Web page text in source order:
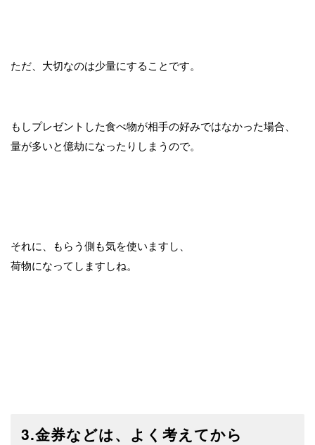
ただ、大切なのは少量にすることです。
もしプレゼントした食べ物が相手の好みではなかった場合、
量が多いと億劫になったりしまうので。
それに、もらう側も気を使いますし、
荷物になってしますしね。
3.金券などは、よく考えてから